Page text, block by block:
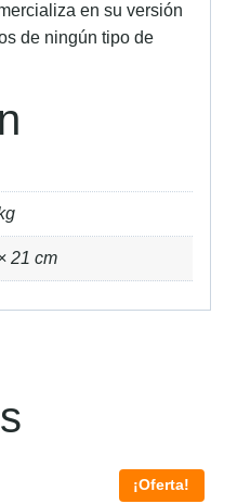
en su versión
de ningún tipo de
21 cm
¡Oferta!